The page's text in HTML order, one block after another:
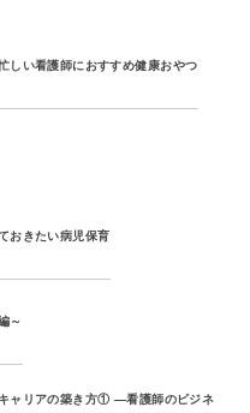
しい看護師におすすめ健康おやつ
おきたい病児保育
～
ャリアの築き方① ―看護師のビジネ